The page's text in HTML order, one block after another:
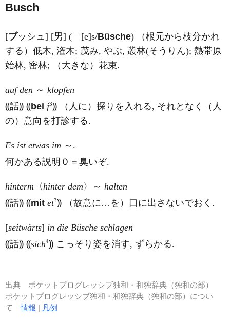
Busch
[ブッシュ] [男] (―[e]s/Büsche) （根元から枝分かれ
する）低木, 潅木; 茂み, やぶ, 叢林(そうりん); 熱帯原
始林, 密林; （大きな）花束.
auf den ～ klopfen
⸨話⸩ ⸨bei j3⸩ （人に）探りを入れる, それとなく（人
の）意向を打診する.
Es ist etwas im ～.
何かある説明０＝臭いぞ.
hinterm 〈hinter dem〉～ halten
⸨話⸩ ⸨mit et3⸩ （故意に…を）口に出さないでおく.
[seitwärts] in die Büsche schlagen
⸨話⸩ ⸨sich4⸩ こっそり姿を消す, ずらかる.
出典 ポケットプログレッシブ独和・和独辞典（独和の部）
ポケットプログレッシブ独和・和独辞典（独和の部）につい
て情報 | 凡例